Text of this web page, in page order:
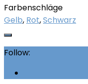
Farbenschläge
Gelb, Rot,Schwarz
Follow: